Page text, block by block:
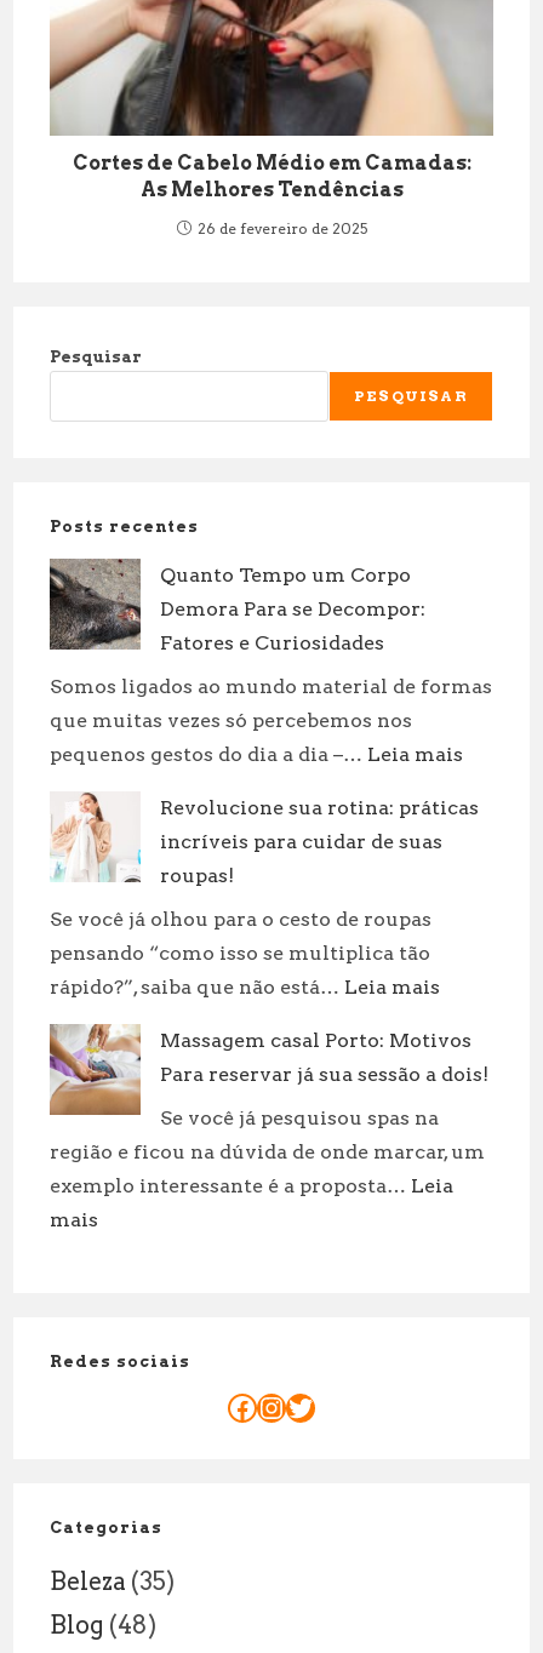
Cortes de Cabelo Médio em Camadas:
As Melhores Tendências
26 de fevereiro de 2025
Pesquisar
PESQUISAR
Posts recentes
Quanto Tempo um Corpo
Demora Para se Decompor:
Fatores e Curiosidades
Somos ligados ao mundo material de formas
que muitas vezes só percebemos nos
pequenos gestos do dia a dia –… Leia mais
Tempo
Revolucione sua rotina: práticas
incríveis para cuidar de suas
roupas!
Se você já olhou para o cesto de roupas
pensando “como isso se multiplica tão
rápido?”, saiba que não está… Leia mais
sua
rotina:
para
cuidar
Massagem casal Porto: Motivos
Para reservar já sua sessão a dois!
Se você já pesquisou spas na
região e ficou na dúvida de onde marcar, um
exemplo interessante é a proposta… Leia
mais
Para
a
Redes sociais
Facebook
Instagram
Twitter
Categorias
Beleza (35)
Blog (48)